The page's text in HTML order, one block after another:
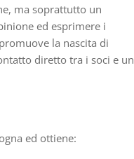
ma soprattutto un
ed esprimere i
la nascita di
diretto tra i soci e un
ed ottiene: